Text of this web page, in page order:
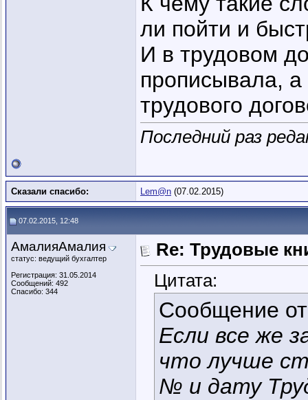
ли пойти и
И в трудовом
прописывала,
трудового
Последний раз
Сказали спасибо: Lem@n (07.02.2015)
07.02.2015, 12:48
АмалияАмалия
статус: ведущий бухгалтер
Регистрация: 31.05.2014
Сообщений: 492
Спасибо: 344
Re: Трудовые
Цитата:
Сообщение
Если все же
что лучше
№ и дату